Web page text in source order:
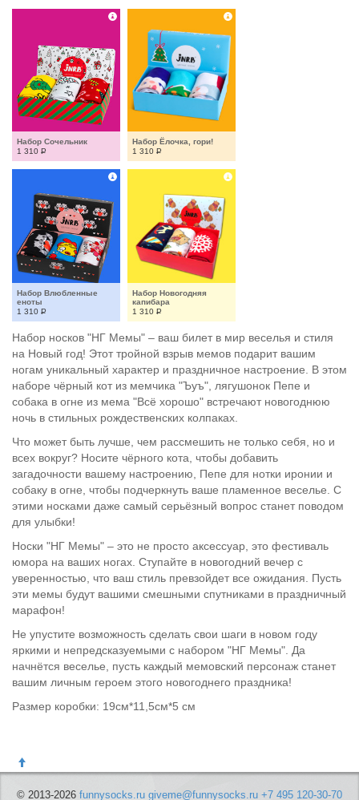
Набор Сочельник
1 310 Р
Набор Ёлочка, гори!
1 310 Р
Набор Влюбленные
еноты
1 310 Р
Набор Новогодняя
капибара
1 310 Р
Набор носков "НГ Мемы" – ваш билет в мир веселья и стиля
на Новый год! Этот тройной взрыв мемов подарит вашим
ногам уникальный характер и праздничное настроение. В этом
наборе чёрный кот из мемчика "Ъуъ", лягушонок Пепе и
собака в огне из мема "Всё хорошо" встречают новогоднюю
ночь в стильных рождественских колпаках.
Что может быть лучше, чем рассмешить не только себя, но и
всех вокруг? Носите чёрного кота, чтобы добавить
загадочности вашему настроению, Пепе для нотки иронии и
собаку в огне, чтобы подчеркнуть ваше пламенное веселье. С
этими носками даже самый серьёзный вопрос станет поводом
для улыбки!
Носки "НГ Мемы" – это не просто аксессуар, это фестиваль
юмора на ваших ногах. Ступайте в новогодний вечер с
уверенностью, что ваш стиль превзойдет все ожидания. Пусть
эти мемы будут вашими смешными спутниками в праздничный
марафон!
Не упустите возможность сделать свои шаги в новом году
яркими и непредсказуемыми с набором "НГ Мемы". Да
начнётся веселье, пусть каждый мемовский персонаж станет
вашим личным героем этого новогоднего праздника!
Размер коробки: 19см*11,5см*5 см
© 2013-2026 funnysocks.ru giveme@funnysocks.ru +7 495 120-30-70